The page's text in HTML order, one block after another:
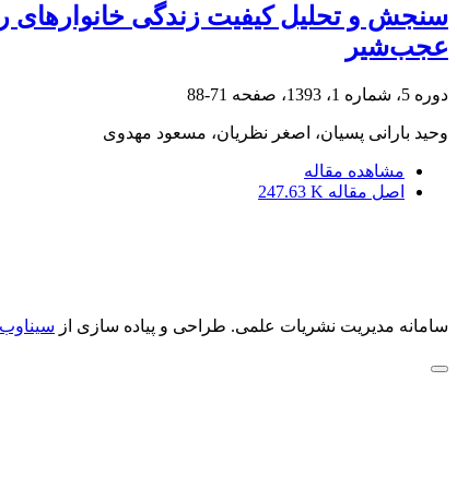
سنجش و تحلیل کیفیت زندگی خانوارهای
عجب‌شیر
دوره 5، شماره 1، 1393، صفحه 71-88
وحید بارانی پسیان، اصغر نظریان، مسعود مهدوی
مشاهده مقاله
اصل مقاله 247.63 K
سامانه مدیریت نشریات علمی. طراحی و پیاده سازی از سیناوب